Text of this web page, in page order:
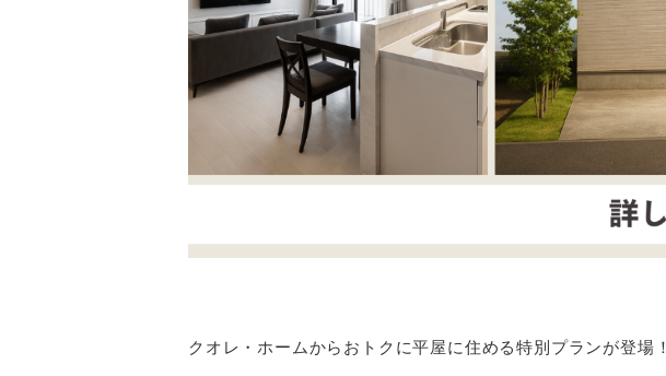
クオレ・ホームからおトクに平屋に住める特別プランが登場！